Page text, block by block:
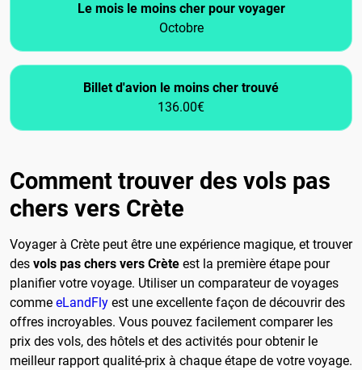
Le mois le moins cher pour voyager
Octobre
Billet d'avion le moins cher trouvé
136.00€
Comment trouver des vols pas
chers vers Crète
Voyager à Crète peut être une expérience magique, et trouver
des vols pas chers vers Crète est la première étape pour
planifier votre voyage. Utiliser un comparateur de voyages
comme eLandFly est une excellente façon de découvrir des
offres incroyables. Vous pouvez facilement comparer les
prix des vols, des hôtels et des activités pour obtenir le
meilleur rapport qualité-prix à chaque étape de votre voyage.